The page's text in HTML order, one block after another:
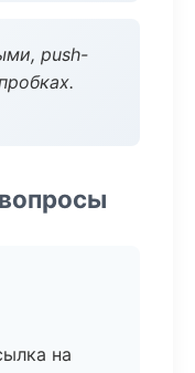
push-
на